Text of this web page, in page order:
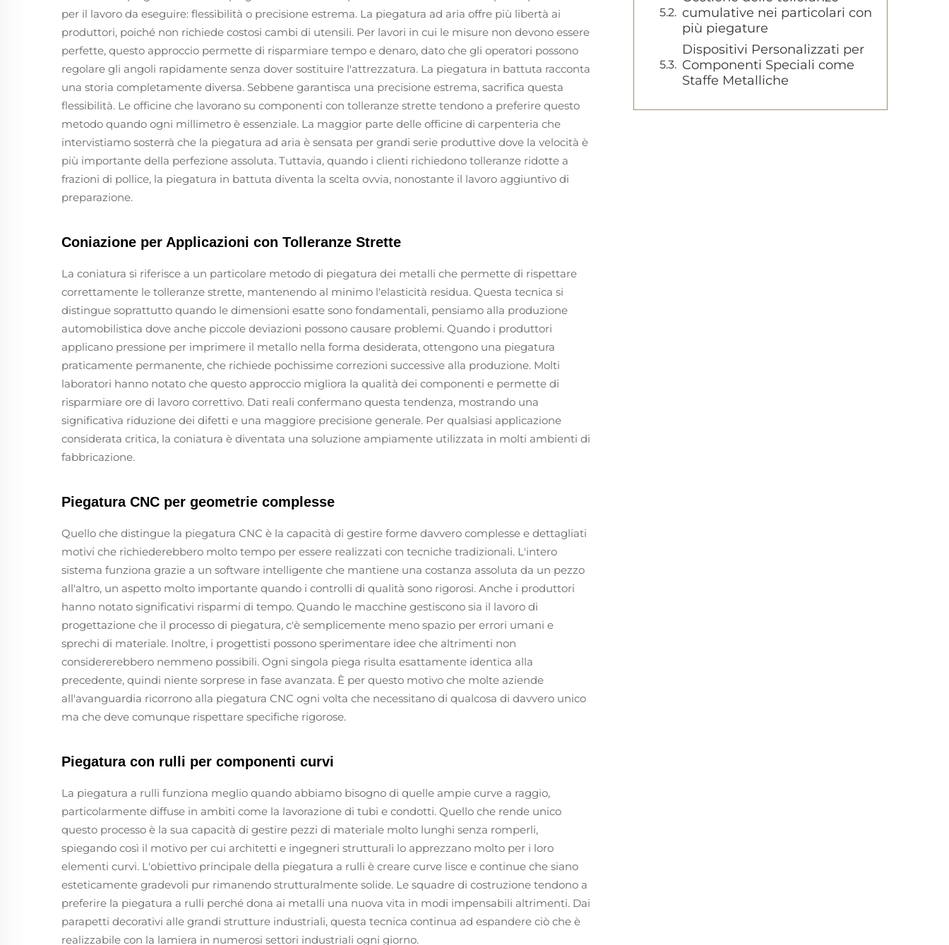
per il lavoro da eseguire: flessibilità o precisione estrema. La piegatura ad aria offre più libertà ai
produttori, poiché non richiede costosi cambi di utensili. Per lavori in cui le misure non devono essere
perfette, questo approccio permette di risparmiare tempo e denaro, dato che gli operatori possono
regolare gli angoli rapidamente senza dover sostituire l'attrezzatura. La piegatura in battuta racconta
una storia completamente diversa. Sebbene garantisca una precisione estrema, sacrifica questa
flessibilità. Le officine che lavorano su componenti con tolleranze strette tendono a preferire questo
metodo quando ogni millimetro è essenziale. La maggior parte delle officine di carpenteria che
intervistiamo sosterrà che la piegatura ad aria è sensata per grandi serie produttive dove la velocità è
più importante della perfezione assoluta. Tuttavia, quando i clienti richiedono tolleranze ridotte a
frazioni di pollice, la piegatura in battuta diventa la scelta ovvia, nonostante il lavoro aggiuntivo di
preparazione.
Coniazione per Applicazioni con Tolleranze Strette
La coniatura si riferisce a un particolare metodo di piegatura dei metalli che permette di rispettare
correttamente le tolleranze strette, mantenendo al minimo l'elasticità residua. Questa tecnica si
distingue soprattutto quando le dimensioni esatte sono fondamentali, pensiamo alla produzione
automobilistica dove anche piccole deviazioni possono causare problemi. Quando i produttori
applicano pressione per imprimere il metallo nella forma desiderata, ottengono una piegatura
praticamente permanente, che richiede pochissime correzioni successive alla produzione. Molti
laboratori hanno notato che questo approccio migliora la qualità dei componenti e permette di
risparmiare ore di lavoro correttivo. Dati reali confermano questa tendenza, mostrando una
significativa riduzione dei difetti e una maggiore precisione generale. Per qualsiasi applicazione
considerata critica, la coniatura è diventata una soluzione ampiamente utilizzata in molti ambienti di
fabbricazione.
Piegatura CNC per geometrie complesse
Quello che distingue la piegatura CNC è la capacità di gestire forme davvero complesse e dettagliati
motivi che richiederebbero molto tempo per essere realizzati con tecniche tradizionali. L'intero
sistema funziona grazie a un software intelligente che mantiene una costanza assoluta da un pezzo
all'altro, un aspetto molto importante quando i controlli di qualità sono rigorosi. Anche i produttori
hanno notato significativi risparmi di tempo. Quando le macchine gestiscono sia il lavoro di
progettazione che il processo di piegatura, c'è semplicemente meno spazio per errori umani e
sprechi di materiale. Inoltre, i progettisti possono sperimentare idee che altrimenti non
considererebbero nemmeno possibili. Ogni singola piega risulta esattamente identica alla
precedente, quindi niente sorprese in fase avanzata. È per questo motivo che molte aziende
all'avanguardia ricorrono alla piegatura CNC ogni volta che necessitano di qualcosa di davvero unico
ma che deve comunque rispettare specifiche rigorose.
Piegatura con rulli per componenti curvi
La piegatura a rulli funziona meglio quando abbiamo bisogno di quelle ampie curve a raggio,
particolarmente diffuse in ambiti come la lavorazione di tubi e condotti. Quello che rende unico
questo processo è la sua capacità di gestire pezzi di materiale molto lunghi senza romperli,
spiegando così il motivo per cui architetti e ingegneri strutturali lo apprezzano molto per i loro
elementi curvi. L'obiettivo principale della piegatura a rulli è creare curve lisce e continue che siano
esteticamente gradevoli pur rimanendo strutturalmente solide. Le squadre di costruzione tendono a
preferire la piegatura a rulli perché dona ai metalli una nuova vita in modi impensabili altrimenti. Dai
parapetti decorativi alle grandi strutture industriali, questa tecnica continua ad espandere ciò che è
realizzabile con la lamiera in numerosi settori industriali ogni giorno.
cumulative nei particolari con
più piegature
Dispositivi Personalizzati per
Componenti Speciali come
Staffe Metalliche